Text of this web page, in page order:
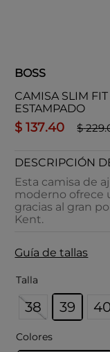
BOSS
CAMISA SLIM
ESTAMPADO
$ 137.40 $ 229.
DESCRIPCIÓN
Esta camisa de
moderno ofrece
gracias al gran
Kent.
Guía de tallas
Talla
38 39 40
Colores